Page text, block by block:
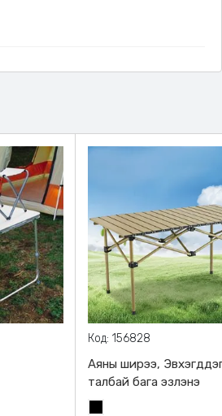
Код: 156828
Аяны ширээ,
талбай бага эзлэнэ